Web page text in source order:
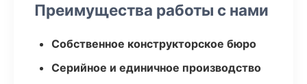
Преимущества работы с нами
Собственное конструкторское бюро
Серийное и единичное производство